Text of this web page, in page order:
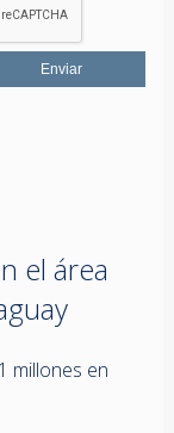
el área
millones en